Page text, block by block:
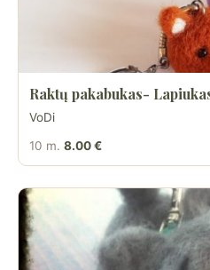
Raktų pakabukas-
VoDi
10 m. 8.00 €